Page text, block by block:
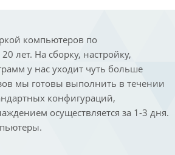
компьютеров по
лет. На сборку, настройку,
у нас уходит чуть больше
мы готовы выполнить в течении
конфигураций,
осуществляется за 1-3 дня.